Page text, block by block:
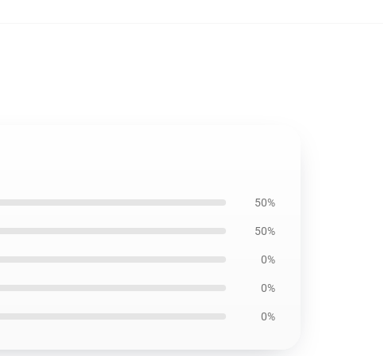
50%
50%
0%
0%
0%